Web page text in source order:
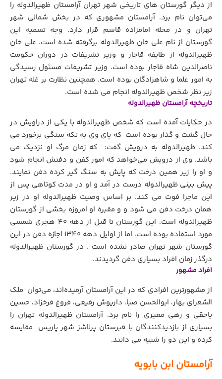
از دیگر گورستان های تاریخی شهر تهران آرامستان ظهیرالدوله را
می‌توان نام برد. آرامستان مشهوری که در بخش شمالی شهر
تهران و در محله امامزاده قاسم قرار دارد. وجه تسمیه این
گورستان از نام علی خان ظهیرالدوله برگرفته شده است. علی خان
ظهیرالدوله از طایفه قاجار و وزیر تشریفات در دوران حکومت
ناصرالدین شاه قاجار بوده است. وزیر تشریفات مسئول رسیدگی
به امور علما و شاهزادگان بوده است. همچنین نظارت بر غله تهران
زیر نظر شخص ظهیرالدوله انجام می شده است.
تاریخچه آرامستان ظهیرالدوله
در حکایات آمده است که شخص ظهیرالدوله با یکی از دراویش در
حال گشت و گذار بوده است که پای وی به تکه سنگی برخورد می
کند. ظهیرالدوله به درویش گفت: که زمان مرگ او نزدیک می
باشد. وی از درویش می‌خواهد که امور کفن و دفنش انجام شود
و او را زیر همین درخت که پایش به سنگ گیر کرده دفن نمایند.
پیش بینی ظهیرالدوله درست در آمد و او در مدت کوتاهی پس از
این ماجرا فوت می کند. بر اساس وصیت ظهیرالدوله او در زیر
همان درخت دفن می شود و و مقبره او امروزه بخشی از گورستان
ظهیرالدوله است. این گورستان تا قبل از دهه ۴۰ هجری شمسی
مورد استفاده بوده است. اما از اوایل دهه ۱۳۴۰ اجازه دفن در این
گورستان شهر تهران صادر نشده است . در گورستان ظهیرالدوله
درگذر زمان افراد بسیاری دفن گردیدند.
افراد مشهور
از مشهورترین افرادی که در این آرامستان آرمیده‌اند، می‌توان ملک
الشعرای بهار، ابوالحسن صبا، داریوش رفیعی، فروغ فرخزاد، حسین
یاحقی و رهی معیری را نام برد. آرامستان ظهیرالدوله تهران را
بسیاری از بازدیدکنندگان با قبرستان پرلاشز شهر پاریس مقایسه
کرده و این دو را شبیه می دانند.
آرامستان ابن بابویه